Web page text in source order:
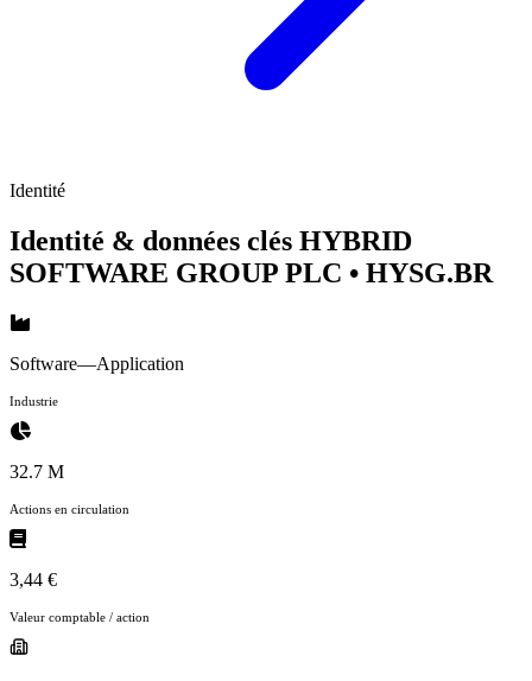
Identité
Identité & données clés HYBRID
SOFTWARE GROUP PLC • HYSG.BR
Software—Application
Industrie
32.7 M
Actions en circulation
3,44 €
Valeur comptable / action